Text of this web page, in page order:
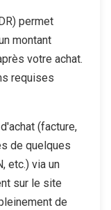
permet
montant
votre achat.
requises
(facture,
de quelques
etc.) via un
sur le site
de